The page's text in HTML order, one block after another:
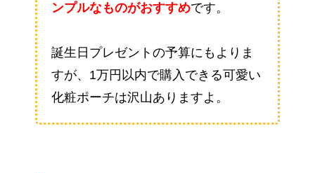
ンプルなものがおすすめです。
誕生日プレゼントの予算にもよりま
すが、1万円以内で購入できる可愛い
化粧ポーチは沢山ありますよ。